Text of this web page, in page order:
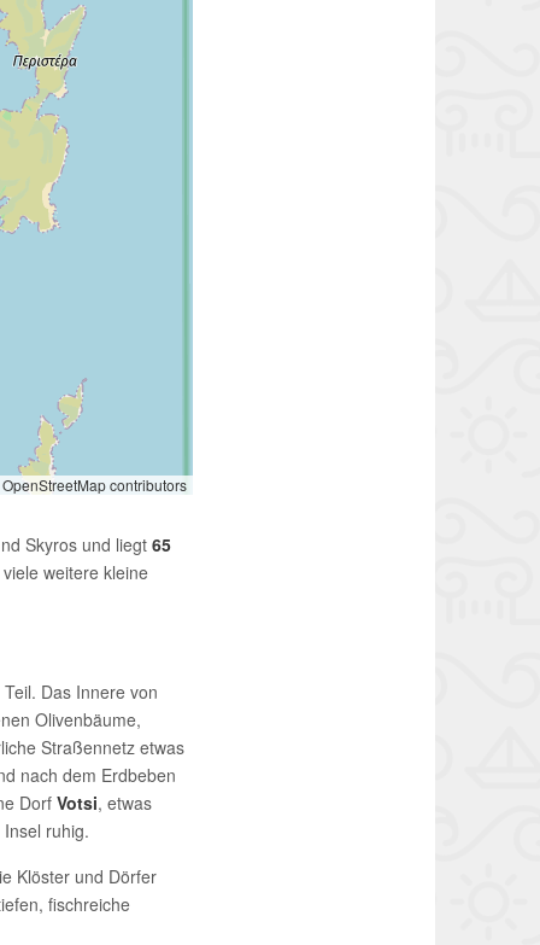
contributors
Skyros und liegt 65
weitere kleine
Das Innere von
Olivenbäume,
Straßennetz etwas
nach dem Erdbeben
Dorf Votsi, etwas
ruhig.
Klöster und Dörfer
fischreiche